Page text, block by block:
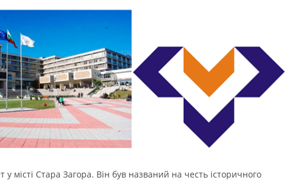
у місті Стара Загора. Він був названий на честь історичного